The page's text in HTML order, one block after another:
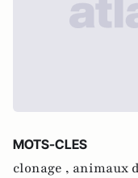
MOTS-CLES
clonage , animaux